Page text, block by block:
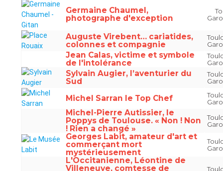
Germaine Chaumel,
photographe d'exception
Auguste Virebent… cariatides,
colonnes et compagnie
Jean Calas, victime et symbole
de l'intolérance
Sylvain Augier, l’aventurier du
Sud
Michel Sarran le Top Chef
Michel-Pierre Autissier, le
Poppys de Toulouse. « Non ! Non
! Rien a changé »
Georges Labit, amateur d'art et
commerçant mort
mystérieusement
L'Occitanienne, Léontine de
Villeneuve, comtesse de